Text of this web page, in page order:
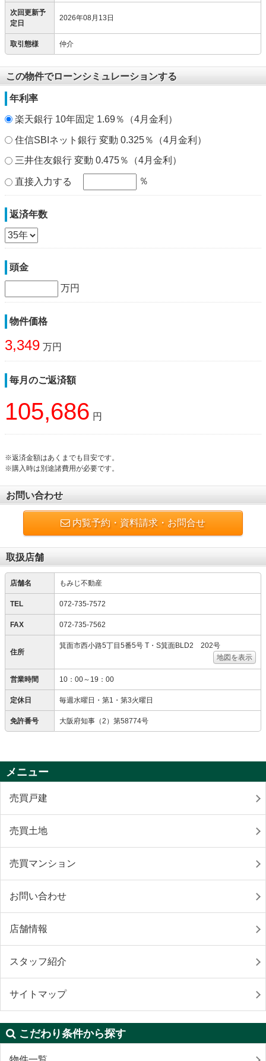
次回更新予
定日
2026年08月13日
取引態様 仲介
この物件でローンシミュレーションする
年利率
楽天銀行 10年固定 1.69％（4月金利）
住信SBIネット銀行 変動 0.325％（4月金利）
三井住友銀行 変動 0.475％（4月金利）
直接入力する ％
返済年数
頭金
万円
物件価格
3,349 万円
毎月のご返済額
105,686 円
※返済金額はあくまでも目安です。
※購入時は別途諸費用が必要です。
お問い合わせ
内覧予約・資料請求・お問合せ
取扱店舗
店舗名 もみじ不動産
TEL 072-735-7572
FAX 072-735-7562
住所
箕面市西小路5丁目5番5号 T・S箕面BLD2 202号
地図を表示
営業時間 10：00～19：00
定休日 毎週水曜日・第1・第3火曜日
免許番号 大阪府知事（2）第58774号
メニュー
売買戸建
売買土地
売買マンション
お問い合わせ
店舗情報
スタッフ紹介
サイトマップ
こだわり条件から探す